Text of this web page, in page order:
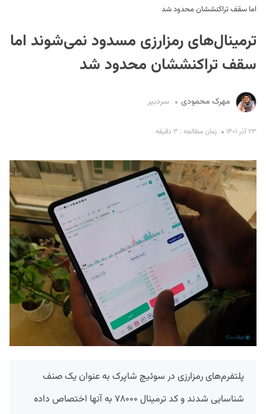
اما سقف تراکنششان محدود شد
ترمینال‌های رمزارزی مسدود نمی‌شوند اما
سقف تراکنششان محدود شد
مهرک محمودی سردبیر
۲۳ آذر ۱۴۰۱ زمان مطالعه : ۳ دقیقه
پلتفرم‌های رمزارزی در سوئیچ شاپرک به عنوان یک صنف
شناسایی شدند و کد ترمینال ۷۸۰۰۰ به آنها اختصاص داده